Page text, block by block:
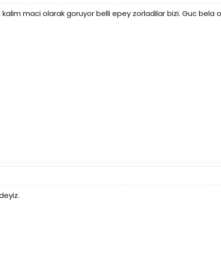
maci olarak goruyor belli epey zorladilar bizi. Guc bela